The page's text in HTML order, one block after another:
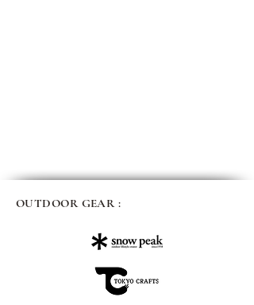
OUTDOOR GEAR :